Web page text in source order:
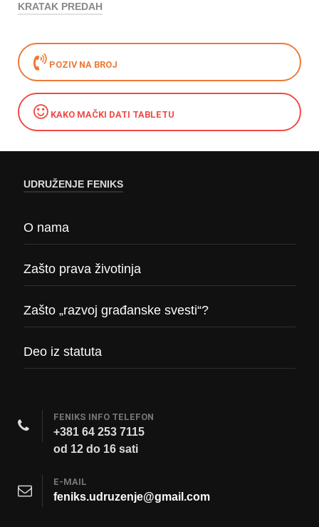
KRATAK PREDAH
POZIV NA BROJ
KAKO MAČKI DATI TABLETU
UDRUŽENJE FENIKS
O nama
Zašto prava životinja
Zašto „razvoj građanske svesti“?
Deo iz statuta
FENIKS INFO TELEFON
+381 64 253 7115
od 12 do 16 sati
E-MAIL
feniks.udruzenje@gmail.com